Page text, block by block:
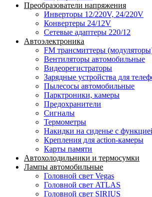
Преобразователи напряжения
Инверторы 12/220V, 24/220V
Конвертеры 24/12V
Сетевые адаптеры 220/12
Автоэлектроника
FM трансмиттеры
Вентиляторы автомобильные
Видеорегистраторы
Зарядные устройства для
Пылесосы автомобильные
Парктроники, камеры
Предохранители
Сигналы
Термометры
Накидки на сиденье с
Крепления для action-камеры
Карты памяти
Автохолодильники и термосумки
Лампы автомобильные
Головной свет Vegas
Головной свет ATLAS
Головной свет SIRIUS